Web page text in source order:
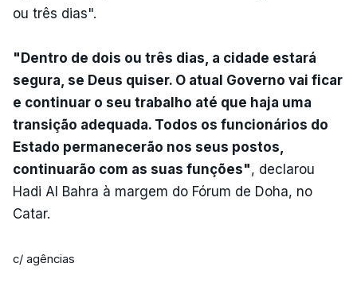
ou três dias".
"Dentro de dois ou três dias, a cidade estará
segura, se Deus quiser. O atual Governo vai ficar
e continuar o seu trabalho até que haja uma
transição adequada. Todos os funcionários do
Estado permanecerão nos seus postos,
continuarão com as suas funções", declarou
Hadi Al Bahra à margem do Fórum de Doha, no
Catar.
c/ agências